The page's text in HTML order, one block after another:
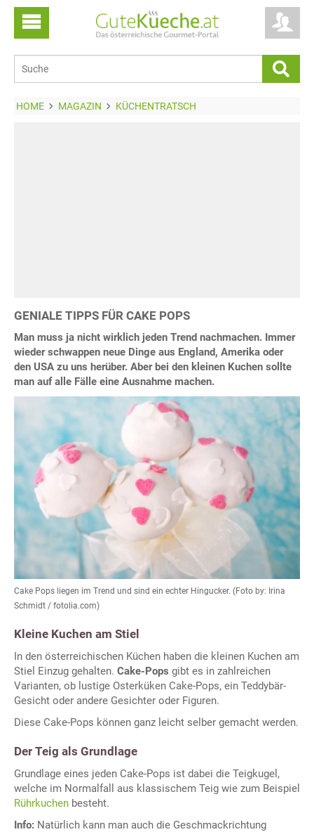
HOME MAGAZIN KÜCHENTRATSCH
GENIALE TIPPS FÜR CAKE POPS
Man muss ja nicht wirklich jeden Trend nachmachen. Immer
wieder schwappen neue Dinge aus England, Amerika oder
den USA zu uns herüber. Aber bei den kleinen Kuchen sollte
man auf alle Fälle eine Ausnahme machen.
Cake Pops liegen im Trend und sind ein echter Hingucker. (Foto by: Irina
Schmidt / fotolia.com)
Kleine Kuchen am Stiel
In den österreichischen Küchen haben die kleinen Kuchen am
Stiel Einzug gehalten. Cake-Pops gibt es in zahlreichen
Varianten, ob lustige Osterküken Cake-Pops, ein Teddybär-
Gesicht oder andere Gesichter oder Figuren.
Diese Cake-Pops können ganz leicht selber gemacht werden.
Der Teig als Grundlage
Grundlage eines jeden Cake-Pops ist dabei die Teigkugel,
welche im Normalfall aus klassischem Teig wie zum Beispiel
Rührkuchen besteht.
Info: Natürlich kann man auch die Geschmackrichtung